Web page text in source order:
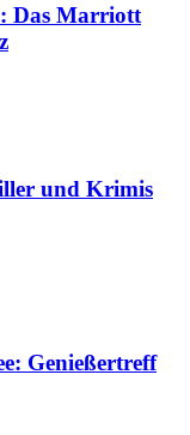
Das Marriott
und Krimis
Genießertreff